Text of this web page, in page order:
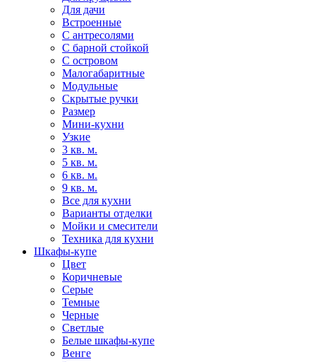
Для дачи
Встроенные
С антресолями
С барной стойкой
С островом
Малогабаритные
Модульные
Скрытые ручки
Размер
Мини-кухни
Узкие
3 кв. м.
5 кв. м.
6 кв. м.
9 кв. м.
Все для кухни
Варианты отделки
Мойки и смесители
Техника для кухни
Шкафы-купе
Цвет
Коричневые
Серые
Темные
Черные
Светлые
Белые шкафы-купе
Венге